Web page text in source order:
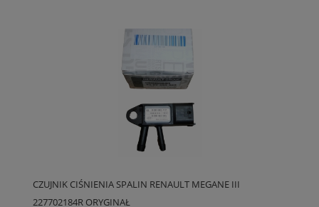
CZUJNIK CIŚNIENIA SPALIN RENAULT MEGANE III
227702184R ORYGINAŁ